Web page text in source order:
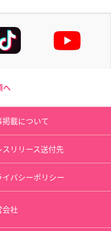
へ
掲載について
スリリース送付先
イバシーポリシー
会社